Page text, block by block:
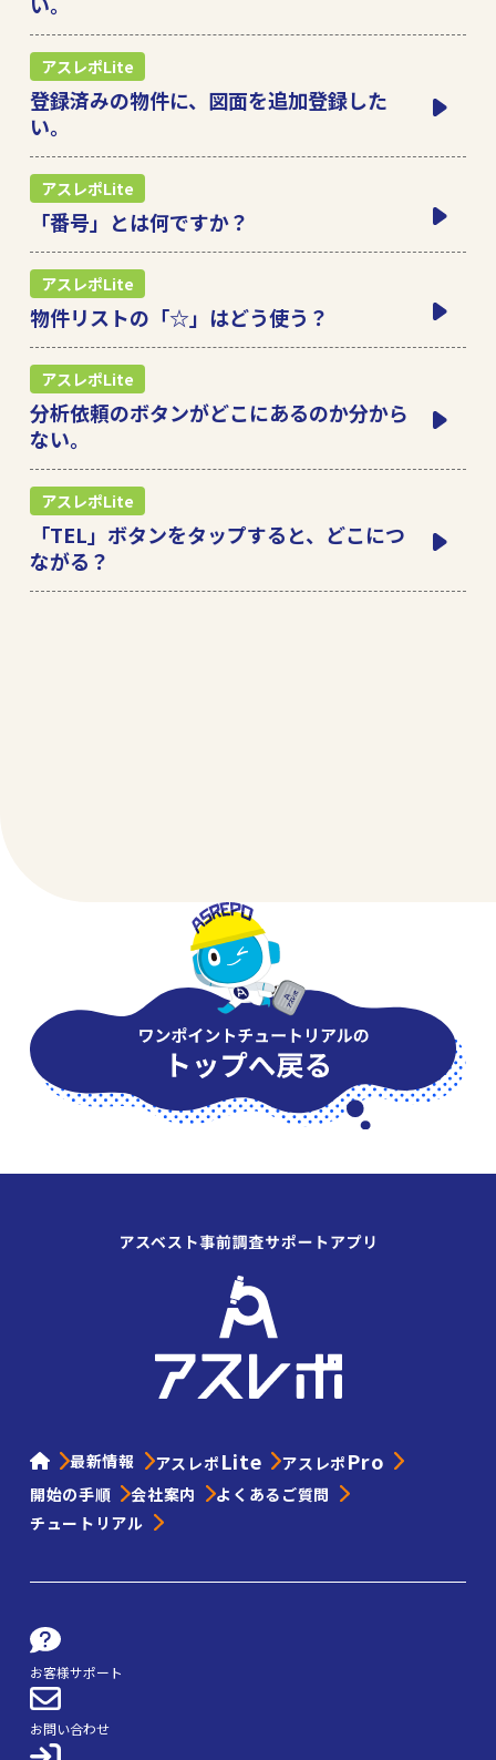
アスレポLite
登録済みの物件に、図面を追加登録した
い。
アスレポLite
「番号」とは何ですか？
アスレポLite
物件リストの「☆」はどう使う？
アスレポLite
分析依頼のボタンがどこにあるのか分から
ない。
アスレポLite
「TEL」ボタンをタップすると、どこにつ
ながる？
最新情報 アスレポ Lite アスレポ Pro
開始の手順 会社案内
よくあるご質問
チュートリアル
お客様サポート
お問い合わせ